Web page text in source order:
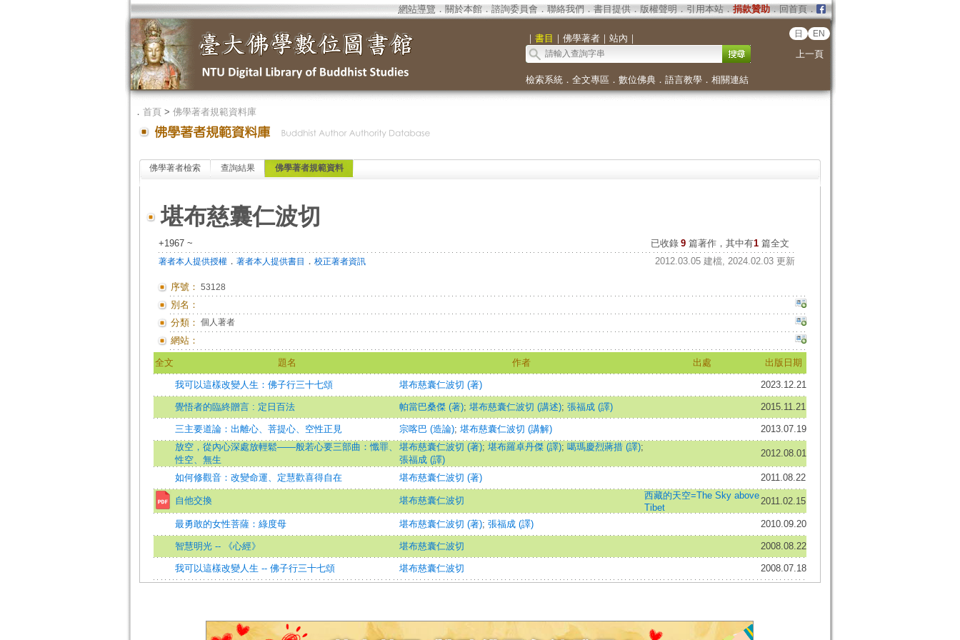
網站導覽 ． 關於本館． 諮詢委員會． 聯絡我們 ． 書目提供． 版權聲明 ． 引用本站． 捐款贊助．回首頁．
｜ 書目 ｜ 佛學著者｜ 站內 ｜ 日 EN
上一頁
檢索系統． 全文專區 ． 數位佛典． 語言教學． 相關連結
． 首頁> 佛學著者規範資料庫
佛學著者檢索 查詢結果 佛學著者規範資料
堪布慈囊仁波切
+1967 ~ 已收錄 9 篇著作，其中有1篇全文
著者本人提供授權． 著者本人提供書目 ． 校正著者資訊 2012.03.05 建檔, 2024.02.03 更新
序號： 53128
別名：
分類： 個人著者
網站：
全文 題名 作者 出處 出版日期
我可以這樣改變人生：佛子行三十七頌 堪布慈囊仁波切 (著) 2023.12.21
覺悟者的臨終贈言 : 定日百法 帕當巴桑傑 (著); 堪布慈囊仁波切 (講述); 張福成 (譯) 2015.11.21
三主要道論：出離心、菩提心、空性正見 宗喀巴 (造論); 堪布慈囊仁波切 (講解)
2013.07.19
放空，從內心深處放輕鬆——般若心要三部曲：懺罪、
性空、無生
堪布慈囊仁波切 (著); 堪布羅卓丹傑 (譯); 噶瑪慶烈蔣措 (譯);
張福成 (譯)
2012.08.01
如何修觀音：改變命運、定慧歡喜得自在 堪布慈囊仁波切 (著) 2011.08.22
自他交換 堪布慈囊仁波切
西藏的天空=The Sky above
Tibet
2011.02.15
最勇敢的女性菩薩：綠度母 堪布慈囊仁波切 (著); 張福成 (譯) 2010.09.20
智慧明光 -- 《心經》 堪布慈囊仁波切 2008.08.22
我可以這樣改變人生 -- 佛子行三十七頌 堪布慈囊仁波切 2008.07.18